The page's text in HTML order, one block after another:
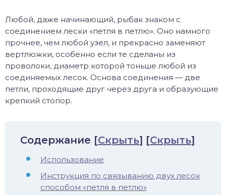
Любой, даже начинающий, рыбак знаком с
соединением лески «петля в петлю». Оно намного
прочнее, чем любой узел, и прекрасно заменяют
вертлюжки, особенно если те сделаны из
проволоки, диаметр которой тоньше любой из
соединяемых лесок. Основа соединения — две
петли, проходящие друг через друга и образующие
крепкий стопор.
Содержание [Скрыть] [Скрыть]
Использование
Инструкция по связыванию двух лесок
способом «петля в петлю»